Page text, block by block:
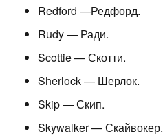
Redford —Редфорд.
Rudy — Ради.
Scottie — Скотти.
Sherlock — Шерлок.
Skip — Скип.
Skywalker — Скайвокер.